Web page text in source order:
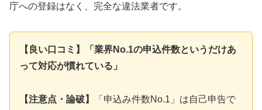
庁への登録はなく、完全な違法業者です。
【良い口コミ】「業界No.1の申込件数というだけあ
って対応が慣れている」
【注意点・論破】
「申込み件数No.1」は自己申告で